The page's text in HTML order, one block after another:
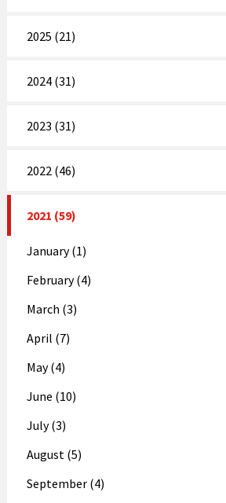
2025 (21)
2024 (31)
2023 (31)
2022 (46)
2021 (59)
January (1)
February (4)
March (3)
April (7)
May (4)
June (10)
July (3)
August (5)
September (4)